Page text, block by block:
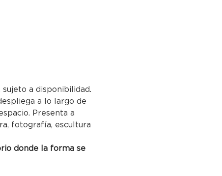
a disponibilidad.
a lo largo de
Presenta a
fotografía, escultura
donde la forma se